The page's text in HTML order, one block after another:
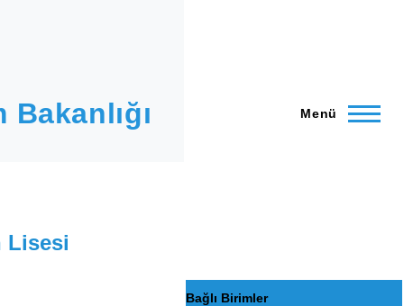
Menü
Lisesi
Bağlı Birimler